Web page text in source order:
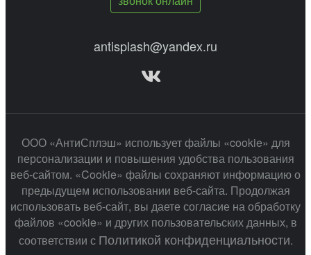
antisplash@yandex.ru
ООО «АнтиСплэш» использует файлы «cookie» для
персонализации и повышения удобства пользования
веб-сайтом. «Cookie» файлы сохраняют информацию о
предыдущем использовании веб-сайта. Продолжая
использовать веб-сайт, вы даете согласие на обработку
файлов «cookie» и других пользовательских данных, в
соответствии с Политикой конфиденциальности.